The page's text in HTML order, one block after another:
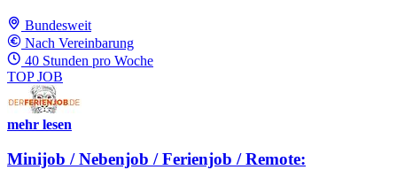
Bundesweit
Nach Vereinbarung
40 Stunden pro Woche
TOP JOB
mehr lesen
Minijob / Nebenjob / Ferienjob / Remote: